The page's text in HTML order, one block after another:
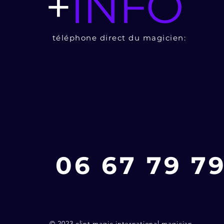
téléphone direct du magicien:
06 67 79